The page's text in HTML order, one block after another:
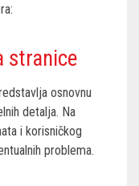
stranice
osnovnu
detalja. Na
i korisničkog
problema.